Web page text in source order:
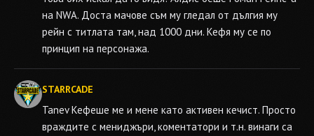
на NWA. Доста мачове съм му гледал от дългия му
рейн с титлата там, над 1000 дни. Кефя му се по
принцип на персонажа.
STARRCADE
TanevКефеше ме и мене като активен кечист. Просто
враждите с мениджъри, коментатори и т.н. винаги са